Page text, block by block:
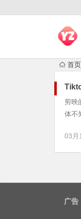
首页
剪映
体不
03月
广告